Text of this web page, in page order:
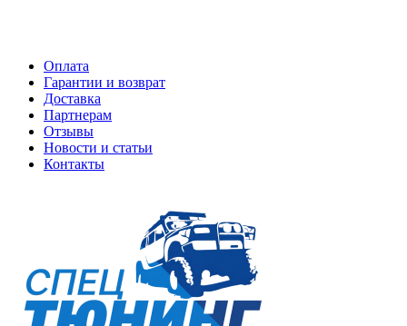
Оплата
Гарантии и возврат
Доставка
Партнерам
Отзывы
Новости и статьи
Контакты